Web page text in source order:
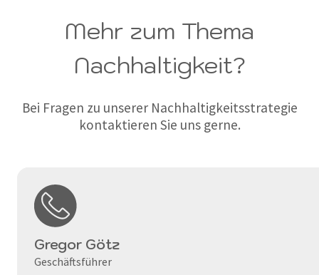
Mehr zum Thema
Nachhaltigkeit?
Bei Fragen zu unserer Nachhaltigkeitsstrategie
kontaktieren Sie uns gerne.
Gregor Götz
Geschäftsführer